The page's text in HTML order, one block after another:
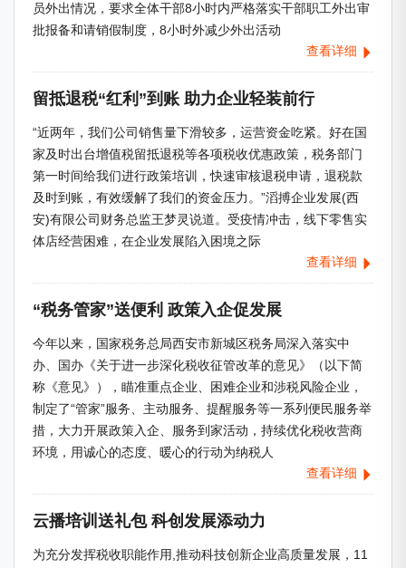
员外出情况，要求全体干部8小时内严格落实干部职工外出审
批报备和请销假制度，8小时外减少外出活动
查看详细
留抵退税“红利”到账 助力企业轻装前行
“近两年，我们公司销售量下滑较多，运营资金吃紧。好在国
家及时出台增值税留抵退税等各项税收优惠政策，税务部门
第一时间给我们进行政策培训，快速审核退税申请，退税款
及时到账，有效缓解了我们的资金压力。”滔搏企业发展(西
安)有限公司财务总监王梦灵说道。受疫情冲击，线下零售实
体店经营困难，在企业发展陷入困境之际
查看详细
“税务管家”送便利 政策入企促发展
今年以来，国家税务总局西安市新城区税务局深入落实中
办、国办《关于进一步深化税收征管改革的意见》（以下简
称《意见》），瞄准重点企业、困难企业和涉税风险企业，
制定了“管家”服务、主动服务、提醒服务等一系列便民服务举
措，大力开展政策入企、服务到家活动，持续优化税收营商
环境，用诚心的态度、暖心的行动为纳税人
查看详细
云播培训送礼包 科创发展添动力
为充分发挥税收职能作用,推动科技创新企业高质量发展，11